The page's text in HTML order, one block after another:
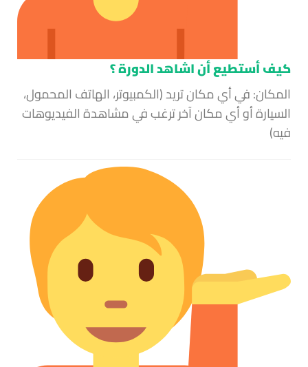
كيف أستطيع أن اشاهد الدورة ؟
المكان: في أي مكان تريد (الكمبيوتر، الهاتف المحمول،
السيارة أو أي مكان آخر ترغب في مشاهدة الفيديوهات
فيه)